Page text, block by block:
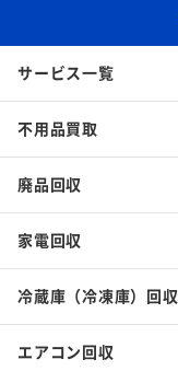
サービス一覧
不用品買取
廃品回収
家電回収
冷蔵庫（冷凍庫）回収
エアコン回収